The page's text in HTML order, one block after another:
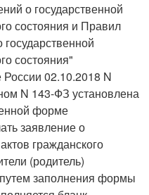
о государственной
состояния и Правил
состояния"
02.10.2018 N
N 143-ФЗ установлена
форме
заявление о
гражданского
(родитель)
заполнения формы